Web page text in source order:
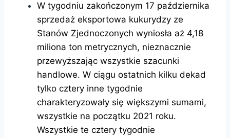
W tygodniu zakończonym 17 października
sprzedaż eksportowa kukurydzy ze
Stanów Zjednoczonych wyniosła aż 4,18
miliona ton metrycznych, nieznacznie
przewyższając wszystkie szacunki
handlowe. W ciągu ostatnich kilku dekad
tylko cztery inne tygodnie
charakteryzowały się większymi sumami,
wszystkie na początku 2021 roku.
Wszystkie te cztery tygodnie